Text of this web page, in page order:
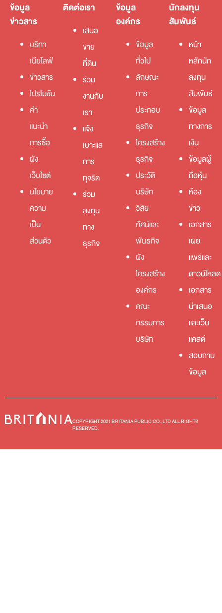
ข้อมูล
ข่าวสาร
บริทา
เนียไลฟ์
ข่าวสาร
โปรโมชัน
คำ
แนะนำ
การซื้อ
ผัง
เว็บไซต์
นโยบาย
ความ
เป็น
ส่วนตัว
ติดต่อเรา
เสนอ
ขาย
ที่ดิน
ร่วม
งานกับ
เรา
แจ้ง
เบาะแส
การ
ทุจริต
ร่วม
ลงทุน
ทาง
ธุรกิจ
ข้อมูล
องค์กร
ข้อมูล
ทั่วไป
ลักษณะ
การ
ประกอบ
ธุรกิจ
โครงสร้าง
ธุรกิจ
ประวัติ
บริษัท
วิสัย
ทัศน์และ
พันธกิจ
ผัง
โครงสร้าง
องค์กร
คณะ
กรรมการ
บริษัท
นักลงทุน
สัมพันธ์
หน้า
หลักนัก
ลงทุน
สัมพันธ์
ข้อมูล
ทางการ
เงิน
ข้อมูลผู้
ถือหุ้น
ห้อง
ข่าว
เอกสาร
เผย
แพร่และ
ดาวน์โหลด
เอกสาร
นำเสนอ
และเว็บ
แคสต์
สอบถาม
ข้อมูล
COPYRIGHT 2021 BRITANIA PUBLIC CO.,LTD ALL RIGHTS
RESERVED.